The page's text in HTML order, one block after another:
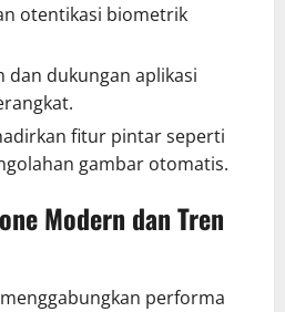
otentikasi biometrik
dan dukungan aplikasi
fitur pintar seperti
gambar otomatis.
Modern dan Tren
performa